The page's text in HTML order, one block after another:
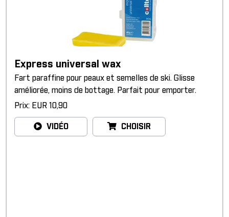
Express universal wax
Fart paraffine pour peaux et semelles de ski. Glisse
améliorée, moins de bottage. Parfait pour emporter.
Prix: EUR 10,90
VIDÉO CHOISIR